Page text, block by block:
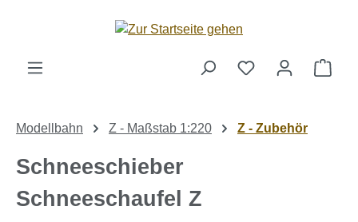
Zum Hauptinhalt springen
Modellbahn Z - Maßstab 1:220 Z - Zubehör
Schneeschieber
Schneeschaufel Z